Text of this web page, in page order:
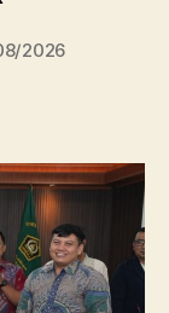
2026